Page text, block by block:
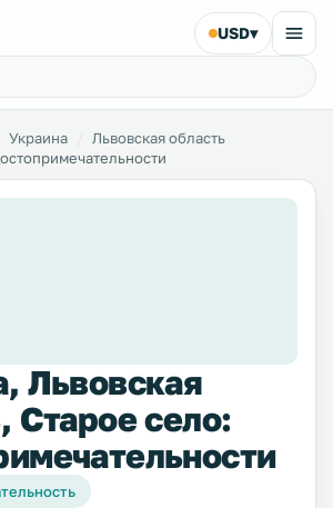
USD▾
Украина
Львовская область
Львовская
Старое село: